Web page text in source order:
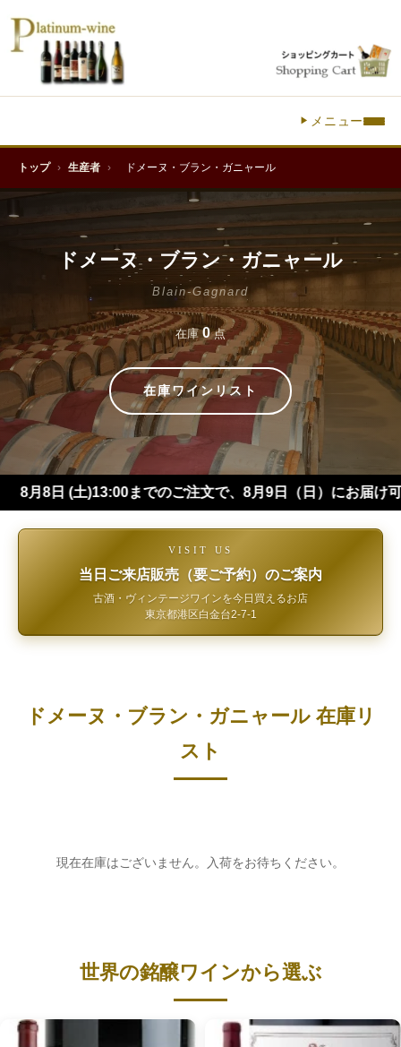
メニュー
トップ › 生産者 › ドメーヌ・ブラン・ガニャール
ドメーヌ・ブラン・ガニャール
Blain-Gagnard
在庫0点
在庫ワインリスト
までのご注文で、8月9日（日）にお届け可能です（※
VISIT US
当日ご来店販売（要ご予約）のご案内
古酒・ヴィンテージワインを今日買えるお店
東京都港区白金台2-7-1
ドメーヌ・ブラン・ガニャール 在庫リ
スト
現在在庫はございません。入荷をお待ちください。
世界の銘醸ワインから選ぶ